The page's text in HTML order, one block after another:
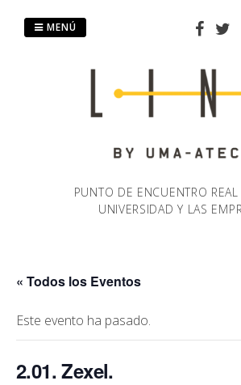
PUNTO DE ENCUENTRO REAL
UNIVERSIDAD Y LAS
MENÚ
« Todos los Eventos
Este evento ha pasado.
2.01. Zexel.